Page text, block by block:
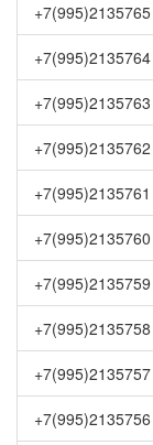
+7(995)2135765
+7(995)2135764
+7(995)2135763
+7(995)2135762
+7(995)2135761
+7(995)2135760
+7(995)2135759
+7(995)2135758
+7(995)2135757
+7(995)2135756